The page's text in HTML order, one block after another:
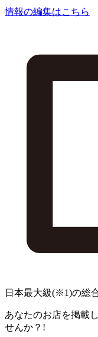
情報の編集はこちら
日本最大級(※1)の総
あなたのお店を掲載
せんか？!